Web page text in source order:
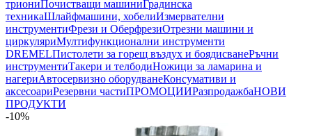
триониПочистващи машиниГрадинска
техникаШлайфмашини, хобелиИзмервателни
инструментиФрези и ОберфрезиОтрезни машини и
циркуляриМултифункционални инструменти
DREMELПистолети за горещ въздух и боядисванеРъчни
инструментиТакери и телбодиНожици за ламарина и
нагериАвтосервизно оборудванеКонсумативи и
аксесоариРезервни частиПРОМОЦИИРазпродажбаНОВИ
ПРОДУКТИ
-10%